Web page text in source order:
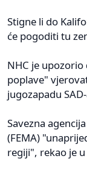
Stigne li do
će pogoditi tu
NHC je
poplave"
jugozapadu
Savezna
(FEMA)
regiji", rekao je